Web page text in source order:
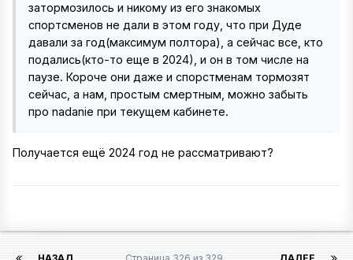
затормозилось и никому из его знакомых
спортсменов не дали в этом году, что при Дуде
давали за год(максимум полтора), а сейчас все, кто
подались(кто-то еще в 2024), и он в том числе на
паузе. Короче они даже и спорстменам тормозят
сейчас, а нам, простым смертным, можно забыть
про nadanie при текущем кабинете.
Получается ещё 2024 год не рассматривают?